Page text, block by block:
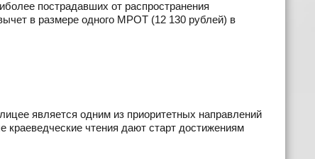
пострадавших от распространения
в размере одного МРОТ (12 130 рублей) в
является одним из приоритетных направлений
краеведческие чтения дают старт достижениям